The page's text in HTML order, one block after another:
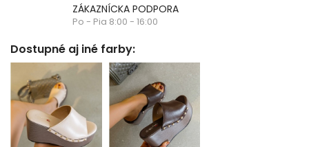
ZÁKAZNÍCKA PODPORA
Po - Pia 8:00 - 16:00
Dostupné aj iné farby: